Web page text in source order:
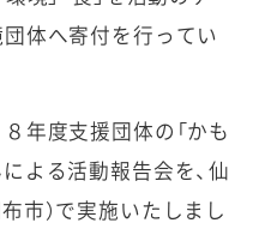
体へ寄付を行ってい
年度支援団体の「かも
よる活動報告会を、仙
市）で実施いたしまし